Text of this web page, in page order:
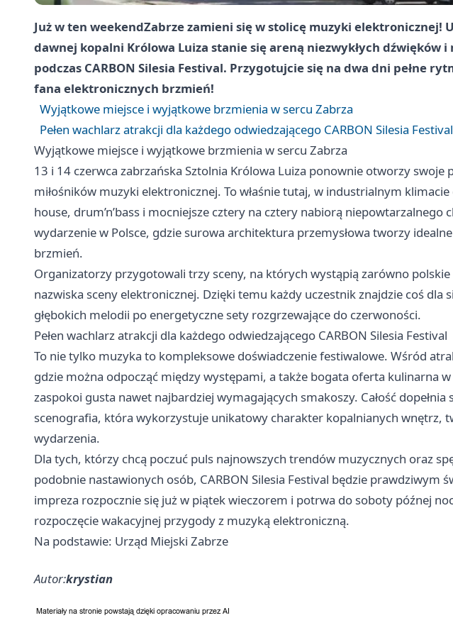
Już w ten weekendZabrzezamieni się w stolicę muzyki elektronicznej!
dawnej kopalni Królowa Luiza stanie się areną niezwykłych dźwięków
podczas CARBON Silesia Festival. Przygotujcie się na dwa dni pełne
fana elektronicznych brzmień!
Wyjątkowe miejsce i wyjątkowe brzmienia w sercu Zabrza
Pełen wachlarz atrakcji dla każdego odwiedzającego CARBON Silesia Festival
Wyjątkowe miejsce i wyjątkowe brzmienia w sercu Zabrza
13 i 14 czerwca zabrzańska Sztolnia Królowa Luiza ponownie otworzy swoje
miłośników muzyki elektronicznej. To właśnie tutaj, w industrialnym
house, drum’n’bass i mocniejsze cztery na cztery nabiorą niepowtarzalnego
wydarzenie w Polsce, gdzie surowa architektura przemysłowa tworzy
brzmień.
Organizatorzy przygotowali trzy sceny, na których wystąpią zarówno
nazwiska sceny elektronicznej. Dzięki temu każdy uczestnik znajdzie coś dla
głębokich melodii po energetyczne sety rozgrzewające do czerwoności.
Pełen wachlarz atrakcji dla każdego odwiedzającego CARBON Silesia Festival
To nie tylko muzyka to kompleksowe doświadczenie festiwalowe. Wśród
gdzie można odpocząć między występami, a także bogata oferta kulinarna
zaspokoi gusta nawet najbardziej wymagających smakoszy. Całość
scenografia, która wykorzystuje unikatowy charakter kopalnianych wnętrz,
wydarzenia.
Dla tych, którzy chcą poczuć puls najnowszych trendów muzycznych oraz
podobnie nastawionych osób, CARBON Silesia Festival będzie prawdziwym
impreza rozpocznie się już w piątek wieczorem i potrwa do soboty późnej
rozpoczęcie wakacyjnej przygody z muzyką elektroniczną.
Na podstawie: Urząd Miejski Zabrze
Autor:krystian